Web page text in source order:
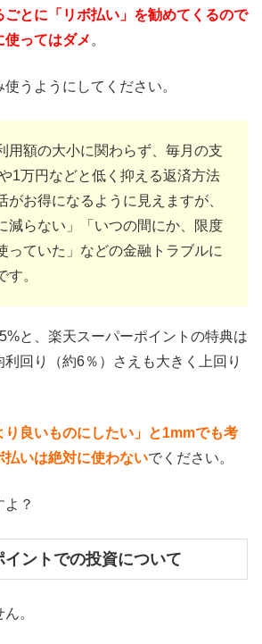
ごとに「リボ払い」を勧めてくるので
使ってはダメ 。
うようにしてください。
用額の大小に関わらず、毎月の支
1万円などと低く抑える返済方法
がお得になるように見えますが、
減らない」「いつの間にか、限度
っていた」などの金融トラブルに
す。
と、楽天スーパーポイントの特典は
回り（約6％）さえも大きく上回り
り良いものにしたい」と1mmでも考
払いは絶対に使わないでください。
？
ントでの投資について
。